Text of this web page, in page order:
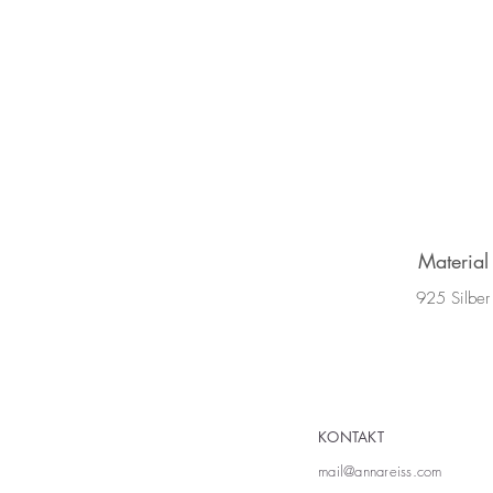
Material
925 Silber
KONTAKT
mail@annareiss.com